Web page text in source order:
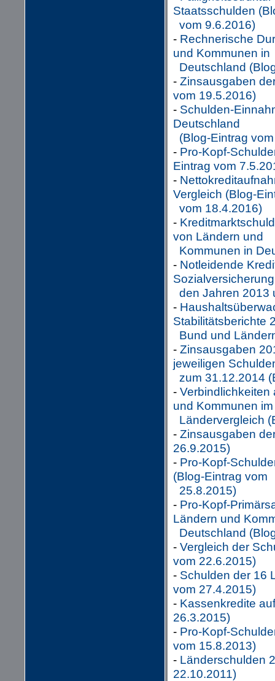
Staatsschulden
vom 9.6.2016)
- Rechnerische
und Kommunen in
Deutschland
- Zinsausgaben
vom 19.5.2016)
- Schulden-
Deutschland
(Blog-Eintrag
- Pro-Kopf-
Eintrag vom
-
Vergleich (Blog-
vom 18.4.2016)
-
von Ländern und
Kommunen in
- Notleidende
den Jahren 2013
-
Stabilitätsberichte
Bund und
- Zinsausgaben
jeweiligen
zum 31.12.2014
-
und Kommunen im
Ländervergleich
- Zinsausgaben
26.9.2015)
- Pro-Kopf-
(Blog-Eintrag vom
25.8.2015)
- Pro-Kopf-
Ländern und
Deutschland
- Vergleich der
vom 22.6.2015)
- Schulden der 16
vom 27.4.2015)
- Kassenkredite
26.3.2015)
- Pro-Kopf-
vom 15.8.2013)
- Länderschulden
22.10.2011)